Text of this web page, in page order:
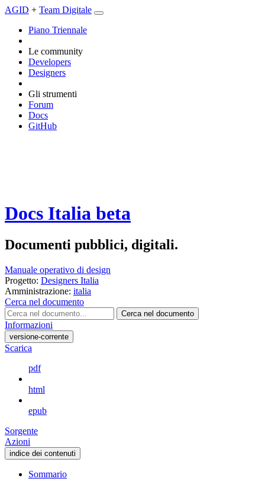
AGID + Team Digitale
Piano Triennale
Le community
Developers
Designers
Gli strumenti
Forum
Docs
GitHub
Docs Italia beta
Documenti pubblici, digitali.
Manuale operativo di design
Progetto: Designers Italia
Amministrazione: italia
Cerca nel documento
Cerca nel documento
Informazioni
versione-corrente
Scarica
pdf
html
epub
Sorgente
Azioni
indice dei contenuti
Sommario